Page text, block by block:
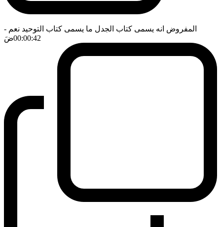
المفروض انه يسمى كتاب الجدل ما يسمى كتاب التوحيد نعم -
00:00:42ضَ